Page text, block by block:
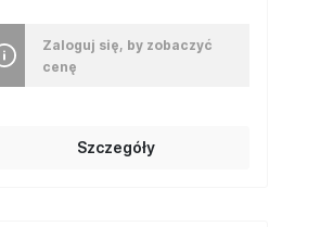
Zaloguj się, by zobaczyć
cenę
Szczegóły